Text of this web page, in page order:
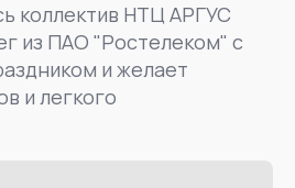
коллектив НТЦ АРГУС
из ПАО "Ростелеком" с
и желает
и легкого